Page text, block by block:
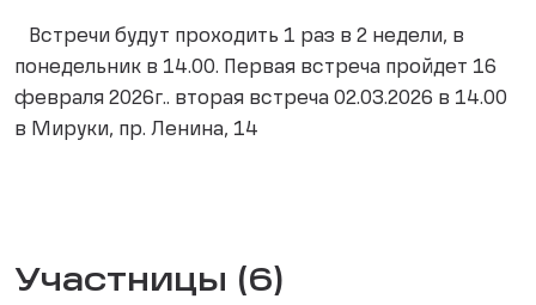
Встречи будут проходить 1 раз в 2 недели, в
понедельник в 14.00. Первая встреча пройдет 16
февраля 2026г.. вторая встреча 02.03.2026 в 14.00
в Мируки, пр. Ленина, 14
Участницы (6)